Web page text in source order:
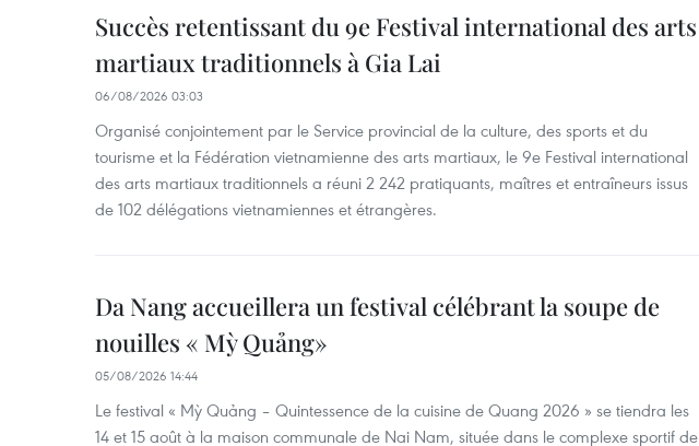
Succès retentissant du 9e Festival international des arts
martiaux traditionnels à Gia Lai
06/08/2026 03:03
Organisé conjointement par le Service provincial de la culture, des sports et du
tourisme et la Fédération vietnamienne des arts martiaux, le 9e Festival international
des arts martiaux traditionnels a réuni 2 242 pratiquants, maîtres et entraîneurs issus
de 102 délégations vietnamiennes et étrangères.
Da Nang accueillera un festival célébrant la soupe de
nouilles « Mỳ Quảng»
05/08/2026 14:44
Le festival « Mỳ Quảng – Quintessence de la cuisine de Quang 2026 » se tiendra les
14 et 15 août à la maison communale de Nai Nam, située dans le complexe sportif de